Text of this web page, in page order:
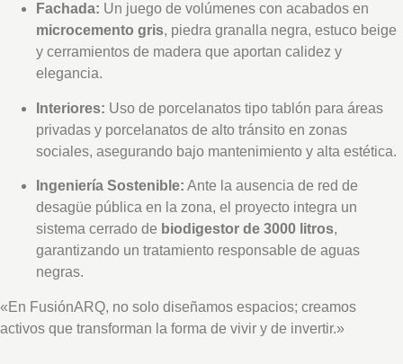
Fachada: Un juego de volúmenes con acabados en
microcemento gris, piedra granalla negra, estuco beige
y cerramientos de madera que aportan calidez y
elegancia.
Interiores: Uso de porcelanatos tipo tablón para áreas
privadas y porcelanatos de alto tránsito en zonas
sociales, asegurando bajo mantenimiento y alta estética.
Ingeniería Sostenible: Ante la ausencia de red de
desagüe pública en la zona, el proyecto integra un
sistema cerrado de biodigestor de 3000 litros,
garantizando un tratamiento responsable de aguas
negras.
«En FusiónARQ, no solo diseñamos espacios; creamos
activos que transforman la forma de vivir y de invertir.»